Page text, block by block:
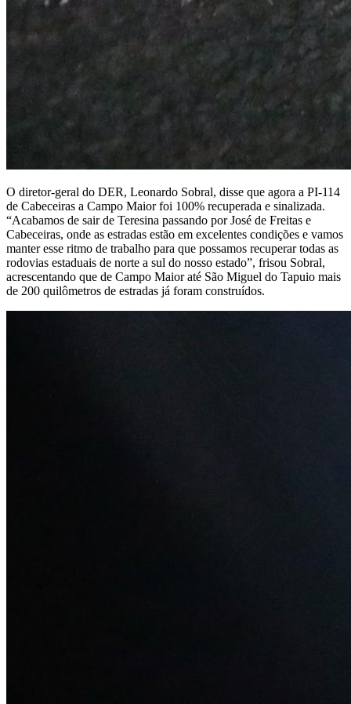
O diretor-geral do DER, Leonardo Sobral, disse que agora a PI-114
de Cabeceiras a Campo Maior foi 100% recuperada e sinalizada.
“Acabamos de sair de Teresina passando por José de Freitas e
Cabeceiras, onde as estradas estão em excelentes condições e vamos
manter esse ritmo de trabalho para que possamos recuperar todas as
rodovias estaduais de norte a sul do nosso estado”, frisou Sobral,
acrescentando que de Campo Maior até São Miguel do Tapuio mais
de 200 quilômetros de estradas já foram construídos.